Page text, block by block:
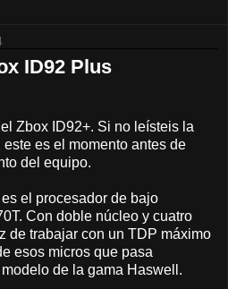
ID92 Plus
Zbox ID92+. Si no leísteis la
este es el momento antes de
del equipo.
el procesador de bajo
Con doble núcleo y cuatro
de trabajar con un TDP máximo
esos micros que pasa
de la gama Haswell.